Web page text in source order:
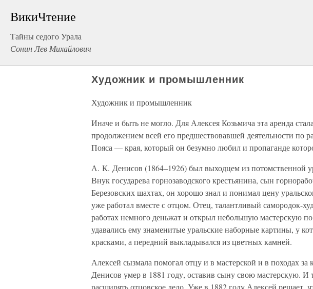
ВикиЧтение
Тайны седого Урала
Сонин Лев Михайлович
Художник и промышленник
Художник и промышленник
Иначе и быть не могло. Для Алексея Козьмича эта аренда
продолжением всей его предшествовавшей деятельности по
Пояса — края, который он безумно любил и пропаганде
А. К. Денисов (1864–1926) был выходцем из потомственной
Внук государева горнозаводского крестьянина, сын
Березовских шахтах, он хорошо знал и понимал цену
уже работал вместе с отцом. Отец, талантливый самородок-
работах немного деньжат и открыл небольшую мастерскую
удавались ему знаменитые уральские наборные картины, у
красками, а передний выкладывался из цветных камней.
Алексей сызмала помогал отцу и в мастерской и в походах
Денисов умер в 1881 году, оставив сыну свою мастерскую. И
расширять отцовское дело. Уже в 1882 году Алексей решает,